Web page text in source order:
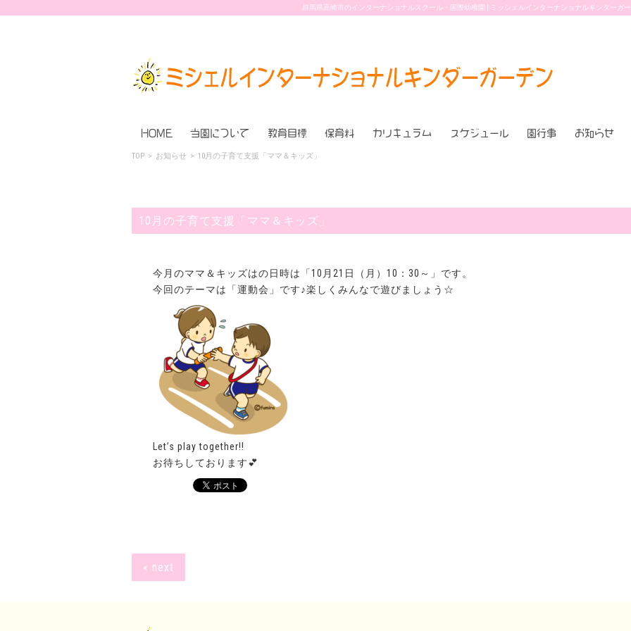
群馬県高崎市のインターナショナルスクール・国際幼稚園 | ミッシェルインターナショナルキンダーガ
HOME 当園について 教育目標 保育料 カリキュラム スケジュール 園行事 お知らせ
TOP > お知らせ > 10月の子育て支援「ママ＆キッズ」
10月の子育て支援「ママ＆キッズ」
今月のママ＆キッズはの日時は「10月21日（月）10：30～」です。
今回のテーマは「運動会」です♪楽しくみんなで遊びましょう☆
Let’s play together!!
お待ちしております💕
« next